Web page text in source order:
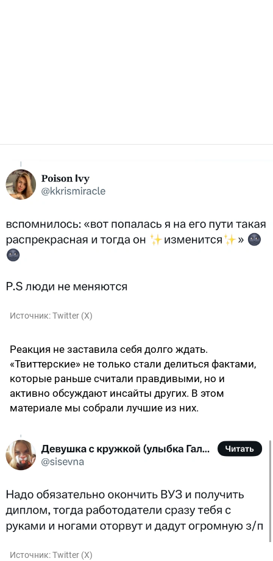
Источник:Twitter (X)
Реакция не заставила себя долго ждать.
«Твиттерские» не только стали делиться фактами,
которые раньше считали правдивыми, но и
активно обсуждают инсайты других. В этом
материале мы собрали лучшие из них.
Источник:Twitter (X)